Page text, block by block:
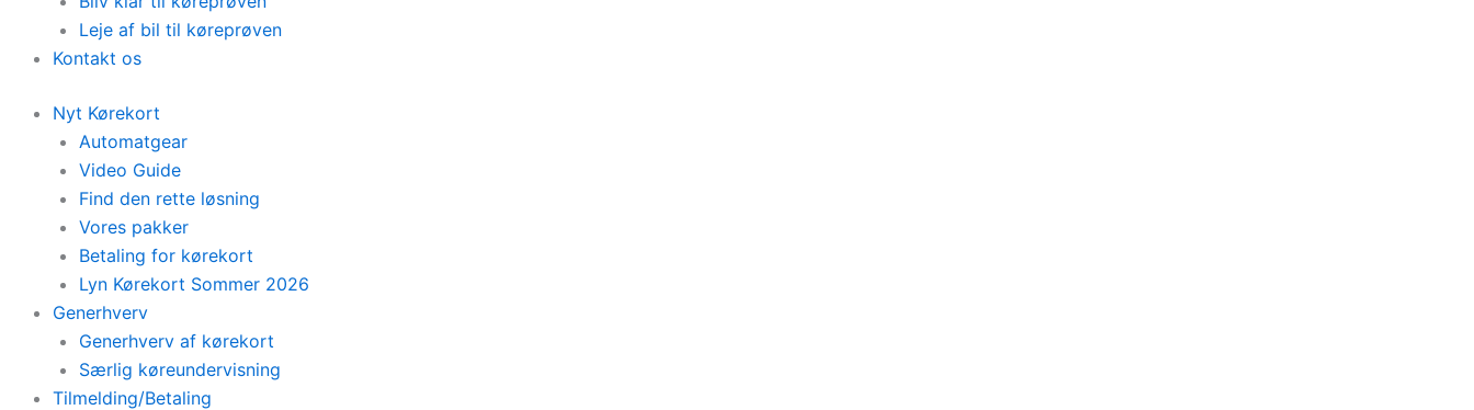
Leje af bil til køreprøven
Kontakt os
Nyt Kørekort
Automatgear
Video Guide
Find den rette løsning
Vores pakker
Betaling for kørekort
Lyn Kørekort Sommer 2026
Generhverv
Generhverv af kørekort
Særlig køreundervisning
Tilmelding/Betaling